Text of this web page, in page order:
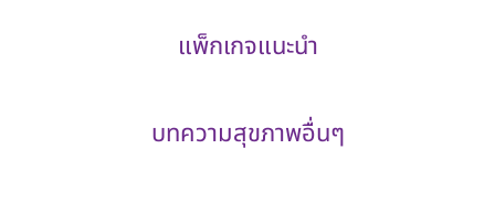
แพ็กเกจแนะนำ
บทความสุขภาพอื่นๆ